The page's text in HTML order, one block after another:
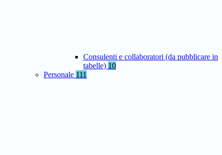
Consulenti e collaboratori (da pubblicare in
tabelle) 10
Personale 111